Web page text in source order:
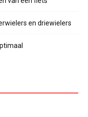
en driewielers